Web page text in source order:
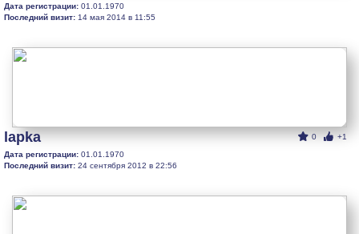
Дата регистрации: 01.01.1970
Последний визит: 14 мая 2014 в 11:55
0 +1
lapka
Дата регистрации: 01.01.1970
Последний визит: 24 сентября 2012 в 22:56